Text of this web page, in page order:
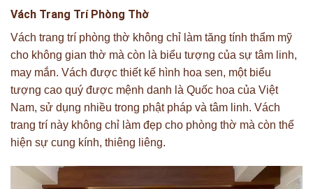
Vách Trang Trí Phòng Thờ
Vách trang trí phòng thờ không chỉ làm tăng tính thẩm mỹ
cho không gian thờ mà còn là biểu tượng của sự tâm linh,
may mắn. Vách được thiết kế hình hoa sen, một biểu
tượng cao quý được mệnh danh là Quốc hoa của Việt
Nam, sử dụng nhiều trong phật pháp và tâm linh. Vách
trang trí này không chỉ làm đẹp cho phòng thờ mà còn thể
hiện sự cung kính, thiêng liêng.